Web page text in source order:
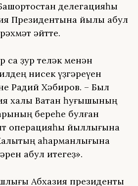
делегацияһы
Президентына йылы ҡабул
әйтте.
саҡ ҙур теләк менән
нисек үҙгәреүен
Радий Хәбиров. – Был
халҡы Ватан һуғышының
береһе булған
операцияһы йыллығына
ҡаһарманлығына
ҡабул итегеҙ».
Абхазия президенты